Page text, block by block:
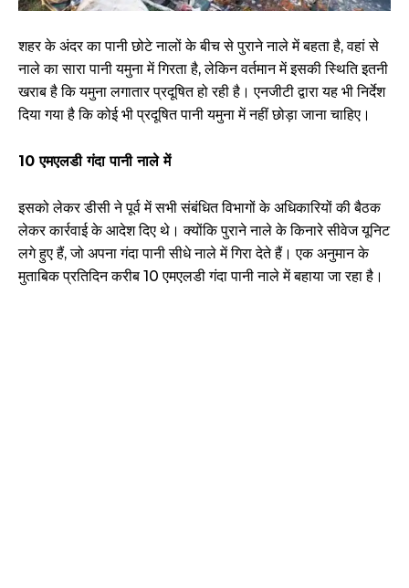
शहर के अंदर का पानी छोटे नालों के बीच से पुराने नाले में बहता है, वहां से
नाले का सारा पानी यमुना में गिरता है, लेकिन वर्तमान में इसकी स्थिति इतनी
खराब है कि यमुना लगातार प्रदूषित हो रही है। एनजीटी द्वारा यह भी निर्देश
दिया गया है कि कोई भी प्रदूषित पानी यमुना में नहीं छोड़ा जाना चाहिए।
10 एमएलडी गंदा पानी नाले में
इसको लेकर डीसी ने पूर्व में सभी संबंधित विभागों के अधिकारियों की बैठक
लेकर कार्रवाई के आदेश दिए थे। क्योंकि पुराने नाले के किनारे सीवेज यूनिट
लगे हुए हैं, जो अपना गंदा पानी सीधे नाले में गिरा देते हैं। एक अनुमान के
मुताबिक प्रतिदिन करीब 10 एमएलडी गंदा पानी नाले में बहाया जा रहा है।